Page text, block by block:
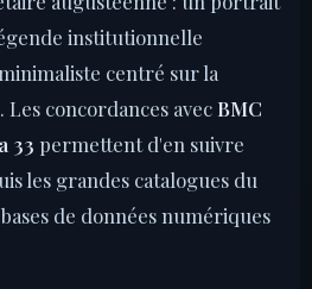
institutionnelle
centré sur la
concordances avec BMC
33 permettent d'en suivre
les grandes catalogues du
de données numériques